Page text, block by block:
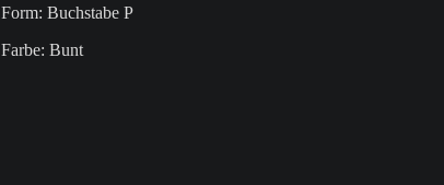
Form: Buchstabe P
Farbe: Bunt